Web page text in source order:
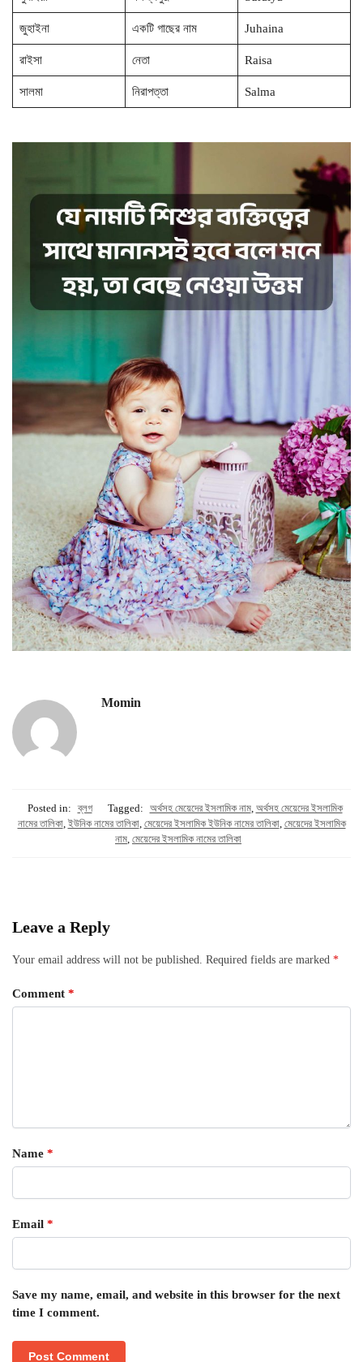
জুহাইনা একটি গাছের নাম Juhaina
রাইসা নেতা Raisa
সালমা নিরাপত্তা Salma
Momin
Posted in: ব্লগ Tagged: অর্থসহ মেয়েদের ইসলামিক নাম, অর্থসহ মেয়েদের ইসলামিক
নামের তালিকা, ইউনিক নামের তালিকা, মেয়েদের ইসলামিক ইউনিক নামের তালিকা, মেয়েদের ইসলামিক
নাম, মেয়েদের ইসলামিক নামের তালিকা
Leave a Reply
Your email address will not be published. Required fields are marked *
Comment *
Name *
Email *
Save my name, email, and website in this browser for the next
time I comment.